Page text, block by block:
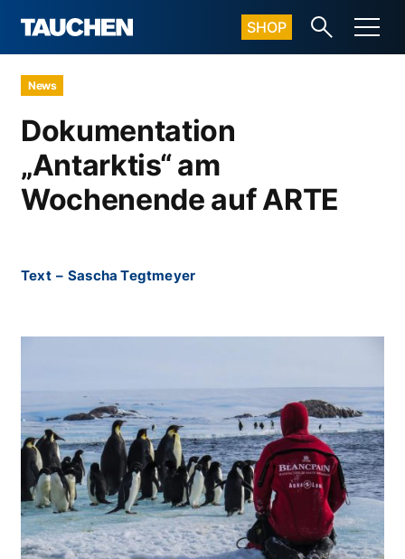
SHOP
News
Dokumentation
„Antarktis“ am
Wochenende auf ARTE
Text – Sascha Tegtmeyer